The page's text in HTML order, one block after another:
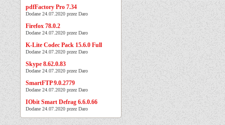
pdfFactory Pro 7.34
Dodane 24.07.2020 przez Daro
Firefox 78.0.2
Dodane 24.07.2020 przez Daro
K-Lite Codec Pack 15.6.0 Full
Dodane 24.07.2020 przez Daro
Skype 8.62.0.83
Dodane 24.07.2020 przez Daro
SmartFTP 9.0.2779
Dodane 24.07.2020 przez Daro
IObit Smart Defrag 6.6.0.66
Dodane 24.07.2020 przez Daro